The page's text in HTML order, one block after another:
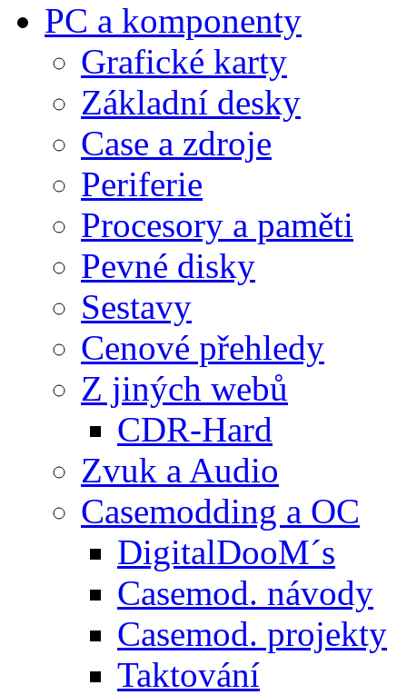
PC a komponenty
Grafické karty
Základní desky
Case a zdroje
Periferie
Procesory a paměti
Pevné disky
Sestavy
Cenové přehledy
Z jiných webů
CDR-Hard
Zvuk a Audio
Casemodding a OC
DigitalDooM´s
Casemod. návody
Casemod. projekty
Taktování